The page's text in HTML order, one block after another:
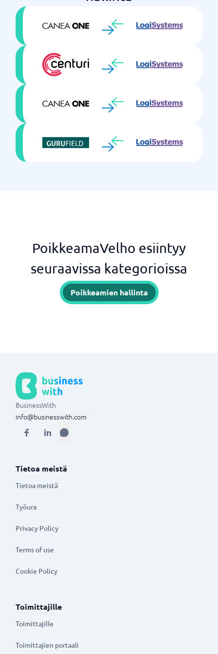
PoikkeamaVelho esiintyy
seuraavissa kategorioissa
Poikkeamien hallinta
BusinessWith
info@businesswith.com
Tietoa meistä
Tietoa meistä
Työura
Privacy Policy
Terms of use
Cookie Policy
Toimittajille
Toimittajille
Toimittajien portaali